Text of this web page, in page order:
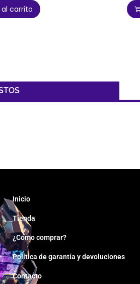
al carrito
Inicio
Tienda
¿Cómo comprar?
Política de garantía y devoluciones
Contacto